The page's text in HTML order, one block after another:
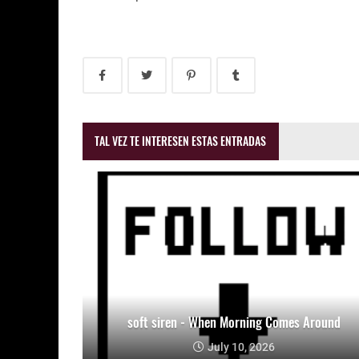
TAL VEZ TE INTERESEN ESTAS ENTRADAS
soft siren - When Morning Comes Around
July 10, 2026